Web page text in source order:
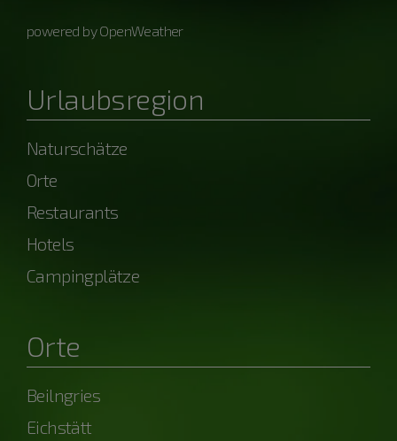
powered by OpenWeather
Urlaubsregion
Naturschätze
Orte
Restaurants
Hotels
Campingplätze
Orte
Beilngries
Eichstätt